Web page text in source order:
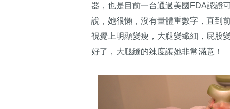
器，也是目前一台通過美國FDA認證
說，她很懶，沒有量體重數字，直到
視覺上明顯變瘦，大腿變纖細，屁股
好了，大腿縫的辣度讓她非常滿意！